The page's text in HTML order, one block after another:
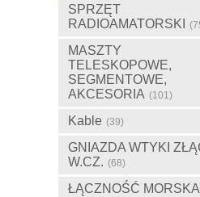
SPRZĘT
RADIOAMATORSKI
MASZTY
TELESKOPOWE,
SEGMENTOWE,
AKCESORIA (101)
Kable (39)
GNIAZDA WTYKI
W.CZ. (68)
ŁĄCZNOŚĆ MORSKA